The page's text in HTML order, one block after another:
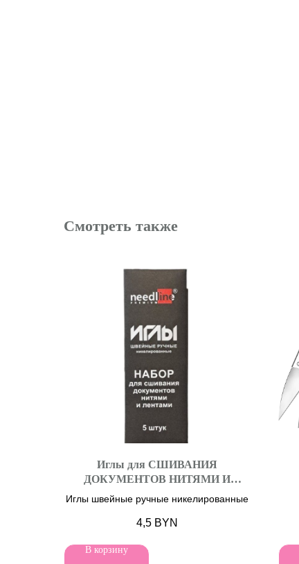
Смотреть также
Иглы для СШИВАНИЯ
ДОКУМЕНТОВ НИТЯМИ И
Иглы швейные ручные никелированные
4,5 BYN
В корзину